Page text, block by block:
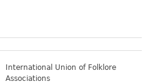
International Union of Folklore
Associations